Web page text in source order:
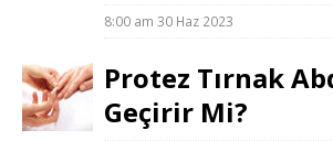
8:00 am 30 Haz 2023
Protez Tırnak
Geçirir Mi?